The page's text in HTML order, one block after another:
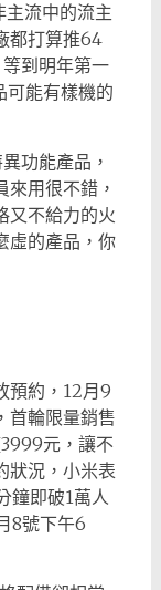
流中的流主
都打算推64
到明年第一
可能有樣機的
功能產品，
用很不錯，
又不給力的火
虛的產品，你
預約，12月9
首輪限量銷售
元，讓不
狀況，小米表
鐘即破1萬人
8號下午6